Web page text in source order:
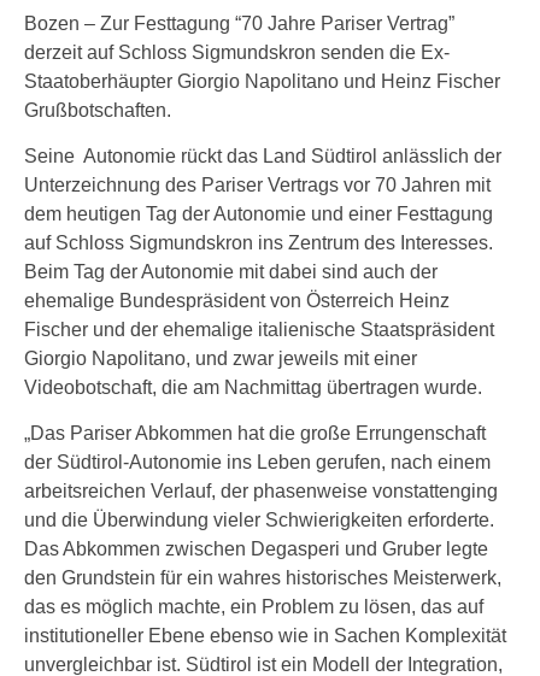
Bozen – Zur Festtagung “70 Jahre Pariser Vertrag”
derzeit auf Schloss Sigmundskron senden die Ex-
Staatoberhäupter Giorgio Napolitano und Heinz Fischer
Grußbotschaften.
Seine Autonomie rückt das Land Südtirol anlässlich der
Unterzeichnung des Pariser Vertrags vor 70 Jahren mit
dem heutigen Tag der Autonomie und einer Festtagung
auf Schloss Sigmundskron ins Zentrum des Interesses.
Beim Tag der Autonomie mit dabei sind auch der
ehemalige Bundespräsident von Österreich Heinz
Fischer und der ehemalige italienische Staatspräsident
Giorgio Napolitano, und zwar jeweils mit einer
Videobotschaft, die am Nachmittag übertragen wurde.
„Das Pariser Abkommen hat die große Errungenschaft
der Südtirol-Autonomie ins Leben gerufen, nach einem
arbeitsreichen Verlauf, der phasenweise vonstattenging
und die Überwindung vieler Schwierigkeiten erforderte.
Das Abkommen zwischen Degasperi und Gruber legte
den Grundstein für ein wahres historisches Meisterwerk,
das es möglich machte, ein Problem zu lösen, das auf
institutioneller Ebene ebenso wie in Sachen Komplexität
unvergleichbar ist. Südtirol ist ein Modell der Integration,